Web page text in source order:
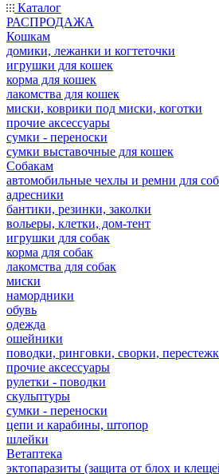
Каталог
РАСПРОДАЖА
Кошкам
домики, лежанки и когтеточки
игрушки для кошек
корма для кошек
лакомства для кошек
миски, коврики под миски, коготки
прочие аксессуары
сумки - переноски
сумки выставочные для кошек
Собакам
автомобильные чехлы и ремни для
адресники
бантики, резинки, заколки
вольеры, клетки, дом-тент
игрушки для собак
корма для собак
лакомства для собак
миски
намордники
обувь
одежда
ошейники
поводки, ринговки, сворки,
прочие аксессуары
рулетки - поводки
скульптуры
сумки - переноски
цепи и карабины, штопор
шлейки
Ветаптека
эктопаразиты (защита от блох и